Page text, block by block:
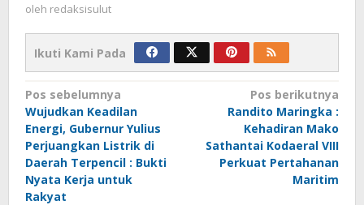
oleh redaksisulut
Ikuti Kami Pada
Navigasi
pos
Pos sebelumnya
Wujudkan Keadilan
Energi, Gubernur Yulius
Perjuangkan Listrik di
Daerah Terpencil : Bukti
Nyata Kerja untuk
Rakyat
Pos berikutnya
Randito Maringka :
Kehadiran Mako
Sathantai Kodaeral VIII
Perkuat Pertahanan
Maritim